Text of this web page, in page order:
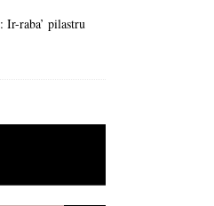
Ir-raba’ pilastru